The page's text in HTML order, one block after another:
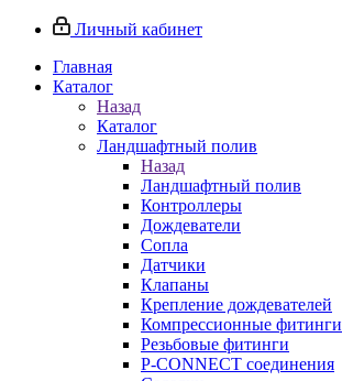
Личный кабинет
Главная
Каталог
Назад
Каталог
Ландшафтный полив
Назад
Ландшафтный полив
Контроллеры
Дождеватели
Сопла
Датчики
Клапаны
Крепление дождевателей
Компрессионные фитинги
Резьбовые фитинги
P-CONNECT соединения